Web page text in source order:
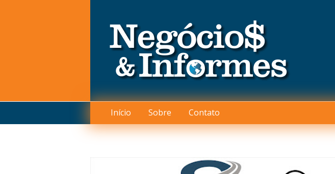
Início Sobre Contato